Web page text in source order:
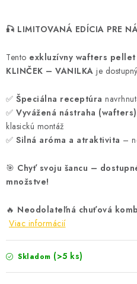
NA STUDENÚ VODU
DARČEKOVÝ POUKAZ
MOJA OBJEDNÁVKA
VRATKY - ODSTÚPENIE OD
KONTAKTY
DOPRAVA
VŠEOBECNÉ NARIADENIE O
PRODUKTOV (GPSR)
🎣 LIMITOVANÁ EDÍCIA PRE
Tento exkluzívny wafters pellet
KLINČEK – VANILKA je dostupný
✅ Špeciálna receptúra
✅ Vyvážená nástraha (wafters)
klasickú montáž
✅ Silná aróma a atraktivita –
🎯 Chyť svoju šancu –
množstve!
🔥 Neodolateľná chuťová
Viac informácií
Skladom (>5 ks)